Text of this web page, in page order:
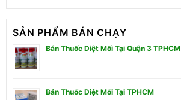
SẢN PHẨM BÁN CHẠY
Bán Thuốc Diệt Mối Tại Quận 3 TPHCM
Bán Thuốc Diệt Mối Tại TPHCM